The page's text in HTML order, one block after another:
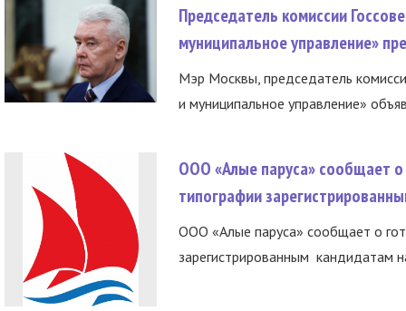
Председатель комиссии
муниципальное управление»
Мэр Москвы, председатель
и муниципальное управление»
ООО «Алые паруса» сообщает о
типографии
ООО «Алые паруса» сообщает о
зарегистрированным кандидатам